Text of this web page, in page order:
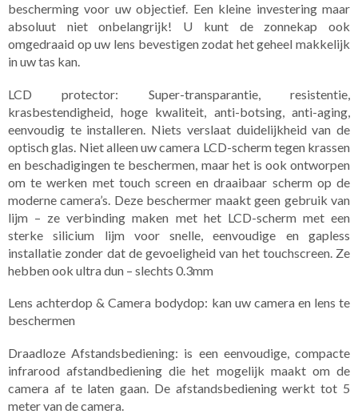
bescherming voor uw objectief. Een kleine investering maar
absoluut niet onbelangrijk! U kunt de zonnekap ook
omgedraaid op uw lens bevestigen zodat het geheel makkelijk
in uw tas kan.
LCD protector: Super-transparantie, resistentie,
krasbestendigheid, hoge kwaliteit, anti-botsing, anti-aging,
eenvoudig te installeren. Niets verslaat duidelijkheid van de
optisch glas. Niet alleen uw camera LCD-scherm tegen krassen
en beschadigingen te beschermen, maar het is ook ontworpen
om te werken met touch screen en draaibaar scherm op de
moderne camera’s. Deze beschermer maakt geen gebruik van
lijm – ze verbinding maken met het LCD-scherm met een
sterke silicium lijm voor snelle, eenvoudige en gapless
installatie zonder dat de gevoeligheid van het touchscreen. Ze
hebben ook ultra dun – slechts 0.3mm
Lens achterdop & Camera bodydop: kan uw camera en lens te
beschermen
Draadloze Afstandsbediening: is een eenvoudige, compacte
infrarood afstandbediening die het mogelijk maakt om de
camera af te laten gaan. De afstandsbediening werkt tot 5
meter van de camera.